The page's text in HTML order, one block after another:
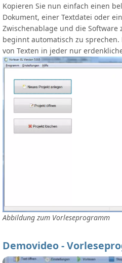
Kopieren Sie nun einfach einen
Dokument, einer Textdatei oder
Zwischenablage und die Software
beginnt automatisch zu
von Texten in jeder nur
Abbildung zum Vorleseprogramm
Demovideo -